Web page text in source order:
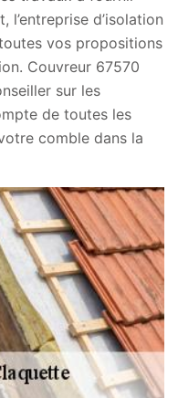
l’entreprise d’isolation
vos propositions
Couvreur 67570
sur les
de toutes les
comble dans la